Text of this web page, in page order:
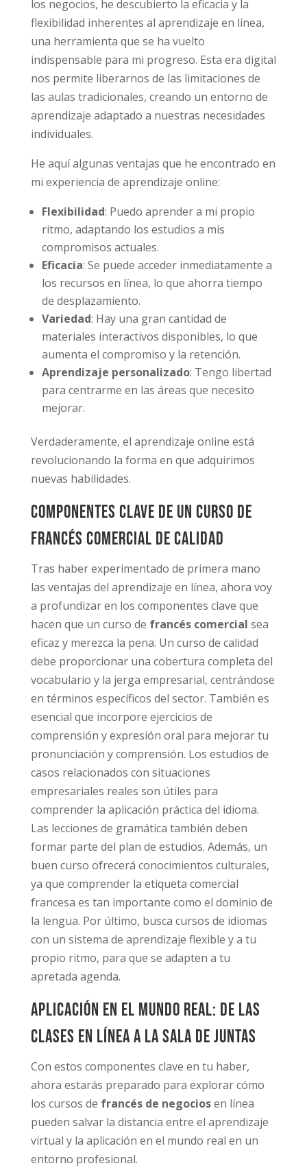
los negocios, he descubierto la eficacia y la
flexibilidad inherentes al aprendizaje en línea,
una herramienta que se ha vuelto
indispensable para mi progreso. Esta era digital
nos permite liberarnos de las limitaciones de
las aulas tradicionales, creando un entorno de
aprendizaje adaptado a nuestras necesidades
individuales.
He aquí algunas ventajas que he encontrado en
mi experiencia de aprendizaje online:
Flexibilidad: Puedo aprender a mi propio
ritmo, adaptando los estudios a mis
compromisos actuales.
Eficacia: Se puede acceder inmediatamente a
los recursos en línea, lo que ahorra tiempo
de desplazamiento.
Variedad: Hay una gran cantidad de
materiales interactivos disponibles, lo que
aumenta el compromiso y la retención.
Aprendizaje personalizado: Tengo libertad
para centrarme en las áreas que necesito
mejorar.
Verdaderamente, el aprendizaje online está
revolucionando la forma en que adquirimos
nuevas habilidades.
Componentes clave de un curso de
francés comercial de calidad
Tras haber experimentado de primera mano
las ventajas del aprendizaje en línea, ahora voy
a profundizar en los componentes clave que
hacen que un curso de francés comercial sea
eficaz y merezca la pena. Un curso de calidad
debe proporcionar una cobertura completa del
vocabulario y la jerga empresarial, centrándose
en términos específicos del sector. También es
esencial que incorpore ejercicios de
comprensión y expresión oral para mejorar tu
pronunciación y comprensión. Los estudios de
casos relacionados con situaciones
empresariales reales son útiles para
comprender la aplicación práctica del idioma.
Las lecciones de gramática también deben
formar parte del plan de estudios. Además, un
buen curso ofrecerá conocimientos culturales,
ya que comprender la etiqueta comercial
francesa es tan importante como el dominio de
la lengua. Por último, busca cursos de idiomas
con un sistema de aprendizaje flexible y a tu
propio ritmo, para que se adapten a tu
apretada agenda.
Aplicación en el mundo real: De las
clases en línea a la sala de juntas
Con estos componentes clave en tu haber,
ahora estarás preparado para explorar cómo
los cursos de francés de negociosen línea
pueden salvar la distancia entre el aprendizaje
virtual y la aplicación en el mundo real en un
entorno profesional.